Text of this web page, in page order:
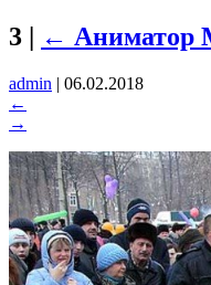
3 | ← Аниматор
admin | 06.02.2018
←
→